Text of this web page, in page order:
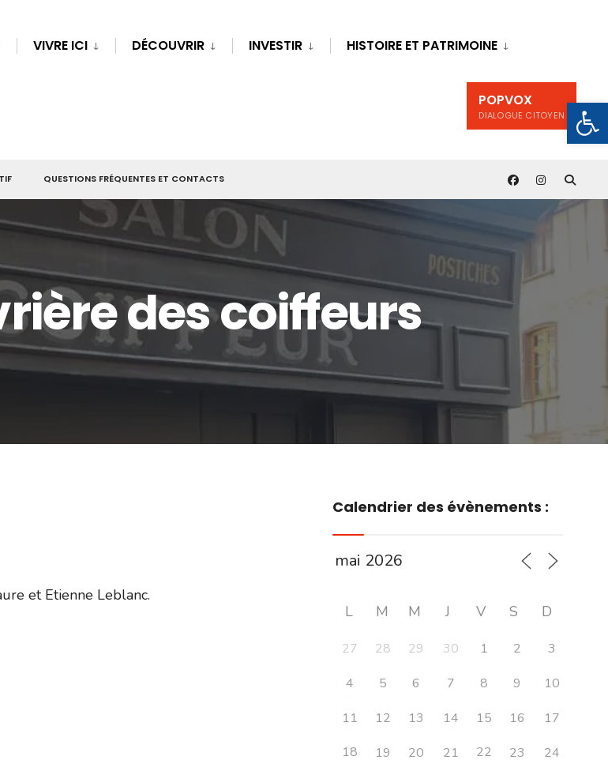
VIVRE ICI DÉCOUVRIR INVESTIR HISTOIRE ET PATRIMOINE
POPVOX
DIALOGUE CITOYEN
QUESTIONS FRÉQUENTES ET CONTACTS
des coiffeurs
et Etienne Leblanc.
Calendrier des évènements :
L M M J V S D
27 28 29 30 1 2
3
4
5 6 7 8 9
10
11
12 13 14 15 16
17
18
19 20 21 22 23
24